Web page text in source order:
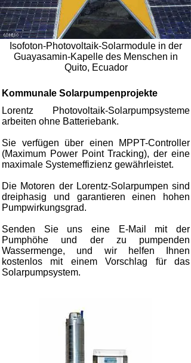
Isofoton-Photovoltaik-Solarmodule in der
Guayasamin-Kapelle des Menschen in
Quito, Ecuador
Lorentz Photovoltaik-Solarpumpsysteme
arbeiten ohne Batteriebank.
Sie verfügen über einen MPPT-Controller
(Maximum Power Point Tracking), der eine
maximale Systemeffizienz gewährleistet.
Die Motoren der Lorentz-Solarpumpen sind
dreiphasig und garantieren einen hohen
Pumpwirkungsgrad.
Senden Sie uns eine E-Mail mit der
Pumphöhe und der zu pumpenden
Wassermenge, und wir helfen Ihnen
kostenlos mit einem Vorschlag für das
Solarpumpsystem.
Kommunale Solarpumpenprojekte